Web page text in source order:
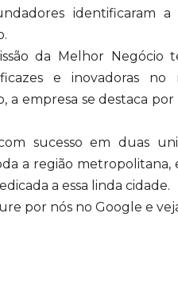
identificaram
da Melhor Negócio
e inovadoras
a empresa se destaca
sucesso em duas
a região
a essa linda cidade.
por nós no Google e